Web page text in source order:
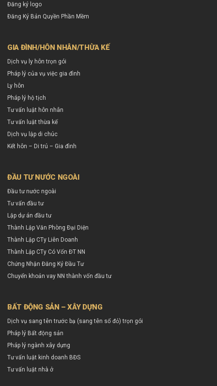
Đăng ký logo
Đăng Ký Bản Quyền Phần Mềm
GIA ĐÌNH/HÔN NHÂN/THỪA KẾ
Dịch vụ ly hôn trọn gói
Pháp lý của vụ việc gia đình
Ly hôn
Pháp lý hộ tịch
Tư vấn luật hôn nhân
Tư vấn luật thừa kế
Dịch vụ lập di chúc
Kết hôn – Di trú – Gia đình
ĐẦU TƯ NƯỚC NGOÀI
Đầu tư nước ngoài
Tư vấn đầu tư
Lập dự án đầu tư
Thành Lập Văn Phòng Đại Diện
Thành Lập CTy Liên Doanh
Thành Lập CTy Có Vốn ĐT NN
Chứng Nhận Đăng Ký Đầu Tư
Chuyển khoản vay NN thành vốn đầu tư
BẤT ĐỘNG SẢN – XÂY DỰNG
Dịch vụ sang tên trước bạ (sang tên sổ đỏ) trọn gói
Pháp lý Bất động sản
Pháp lý ngành xây dựng
Tư vấn luật kinh doanh BĐS
Tư vấn luật nhà ở